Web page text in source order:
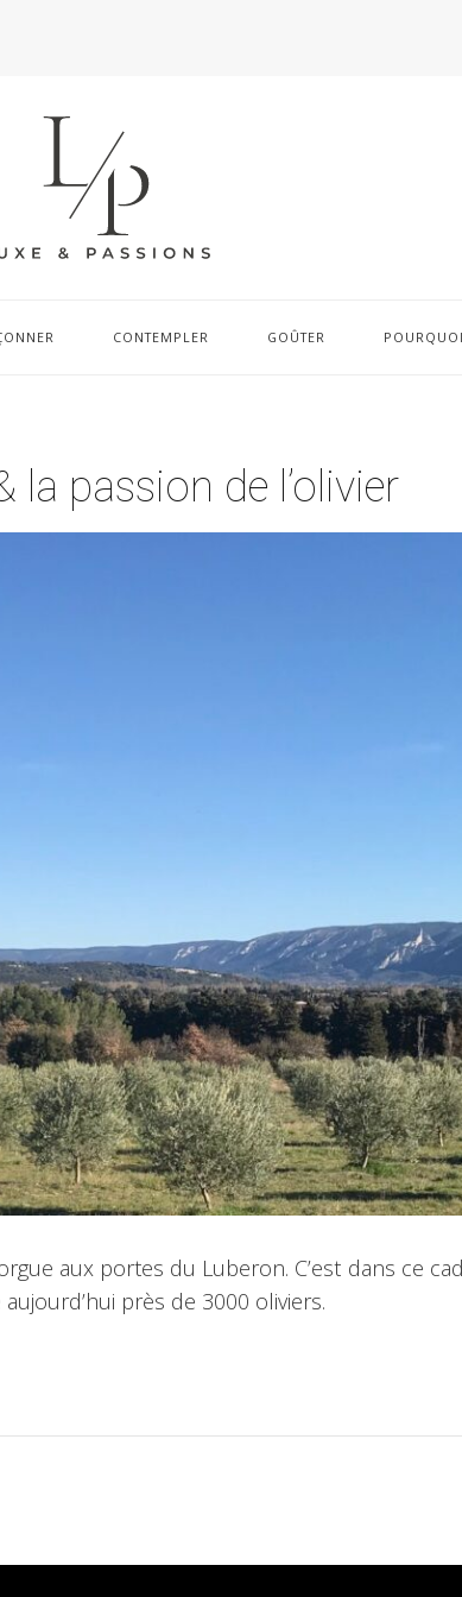
CONTEMPLER GOÛTER
la passion de l’olivier
aux portes du Luberon. C’est dans ce
près de 3000 oliviers.